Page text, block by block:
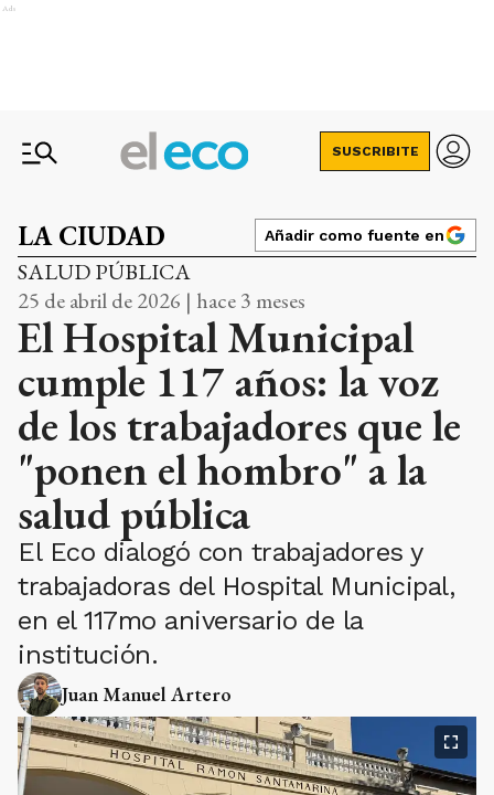
Ads
SUSCRIBITE
LA CIUDAD Añadir como fuente en
SALUD PÚBLICA
25 de abril de 2026 | hace 3 meses
El Hospital Municipal
cumple 117 años: la voz
de los trabajadores que le
"ponen el hombro" a la
salud pública
El Eco dialogó con trabajadores y
trabajadoras del Hospital Municipal,
en el 117mo aniversario de la
institución.
Juan Manuel Artero